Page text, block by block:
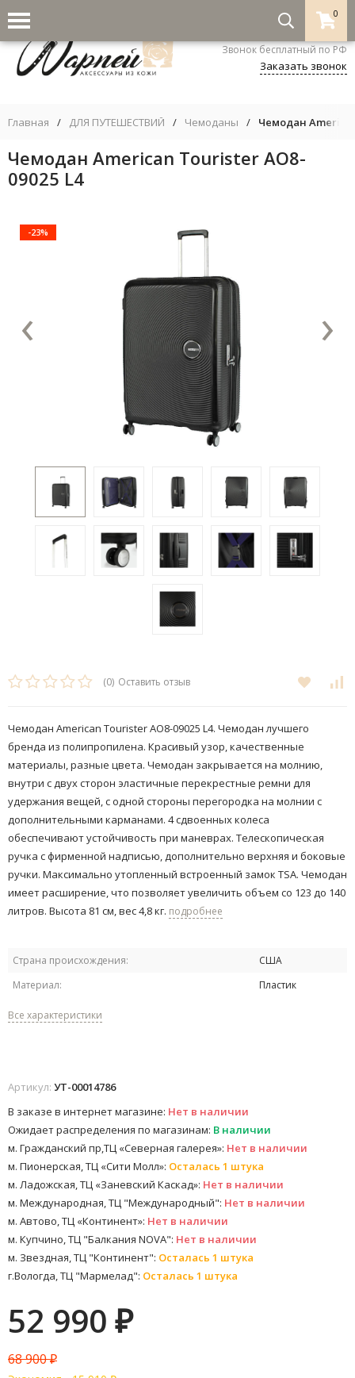
0
8-800-333-5530
Звонок бесплатный по РФ
Заказать звонок
Главная / ДЛЯ ПУТЕШЕСТВИЙ / Чемоданы / Чемодан
Чемодан American Tourister AO8-
09025 L4
-23%
‹ ›
(0) Оставить отзыв
Чемодан American Tourister AO8-09025 L4. Чемодан лучшего
бренда из полипропилена. Красивый узор, качественные
материалы, разные цвета. Чемодан закрывается на молнию,
внутри с двух сторон эластичные перекрестные ремни для
удержания вещей, с одной стороны перегородка на молнии с
дополнительными карманами. 4 сдвоенных колеса
обеспечивают устойчивость при маневрах. Телескопическая
ручка с фирменной надписью, дополнительно верхняя и боковые
ручки. Максимально утопленный встроенный замок TSA. Чемодан
имеет расширение, что позволяет увеличить объем со 123 до 140
литров. Высота 81 см, вес 4,8 кг. подробнее
Страна происхождения:
США
Материал:
Пластик
Все характеристики
Артикул: УТ-00014786
В заказе в интернет магазине: Нет в наличии
Ожидает распределения по магазинам: В наличии
м. Гражданский пр,ТЦ «Северная галерея»: Нет в наличии
м. Пионерская, ТЦ «Сити Молл»: Осталась 1 штука
м. Ладожская, ТЦ «Заневский Каскад»: Нет в наличии
м. Международная, ТЦ "Международный": Нет в наличии
м. Автово, ТЦ «Континент»: Нет в наличии
м. Купчино, ТЦ "Балкания NOVA": Нет в наличии
м. Звездная, ТЦ "Континент": Осталась 1 штука
г.Вологда, ТЦ "Мармелад": Осталась 1 штука
52 990 ₽
68 900₽